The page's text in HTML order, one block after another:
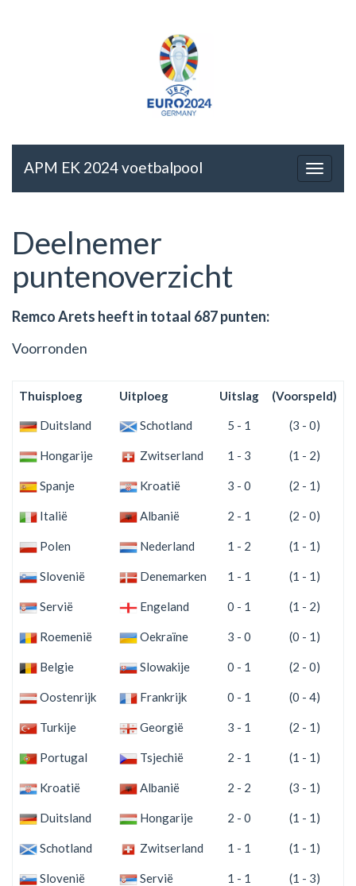
APM EK 2024 voetbalpool
Deelnemer
puntenoverzicht
Remco Arets heeft in totaal 687 punten:
Voorronden
Thuisploeg Uitploeg Uitslag (Voorspeld)
Duitsland Schotland 5 - 1 (3 - 0)
Hongarije Zwitserland 1 - 3 (1 - 2)
Spanje Kroatië 3 - 0 (2 - 1)
Italië Albanië 2 - 1 (2 - 0)
Polen Nederland 1 - 2 (1 - 1)
Slovenië Denemarken 1 - 1 (1 - 1)
Servië Engeland 0 - 1 (1 - 2)
Roemenië Oekraïne 3 - 0 (0 - 1)
Belgie Slowakije 0 - 1 (2 - 0)
Oostenrijk Frankrijk 0 - 1 (0 - 4)
Turkije Georgië 3 - 1 (2 - 1)
Portugal Tsjechië 2 - 1 (1 - 1)
Kroatië Albanië 2 - 2 (3 - 1)
Duitsland Hongarije 2 - 0 (1 - 1)
Schotland Zwitserland 1 - 1 (1 - 1)
Slovenië Servië 1 - 1 (1 - 3)